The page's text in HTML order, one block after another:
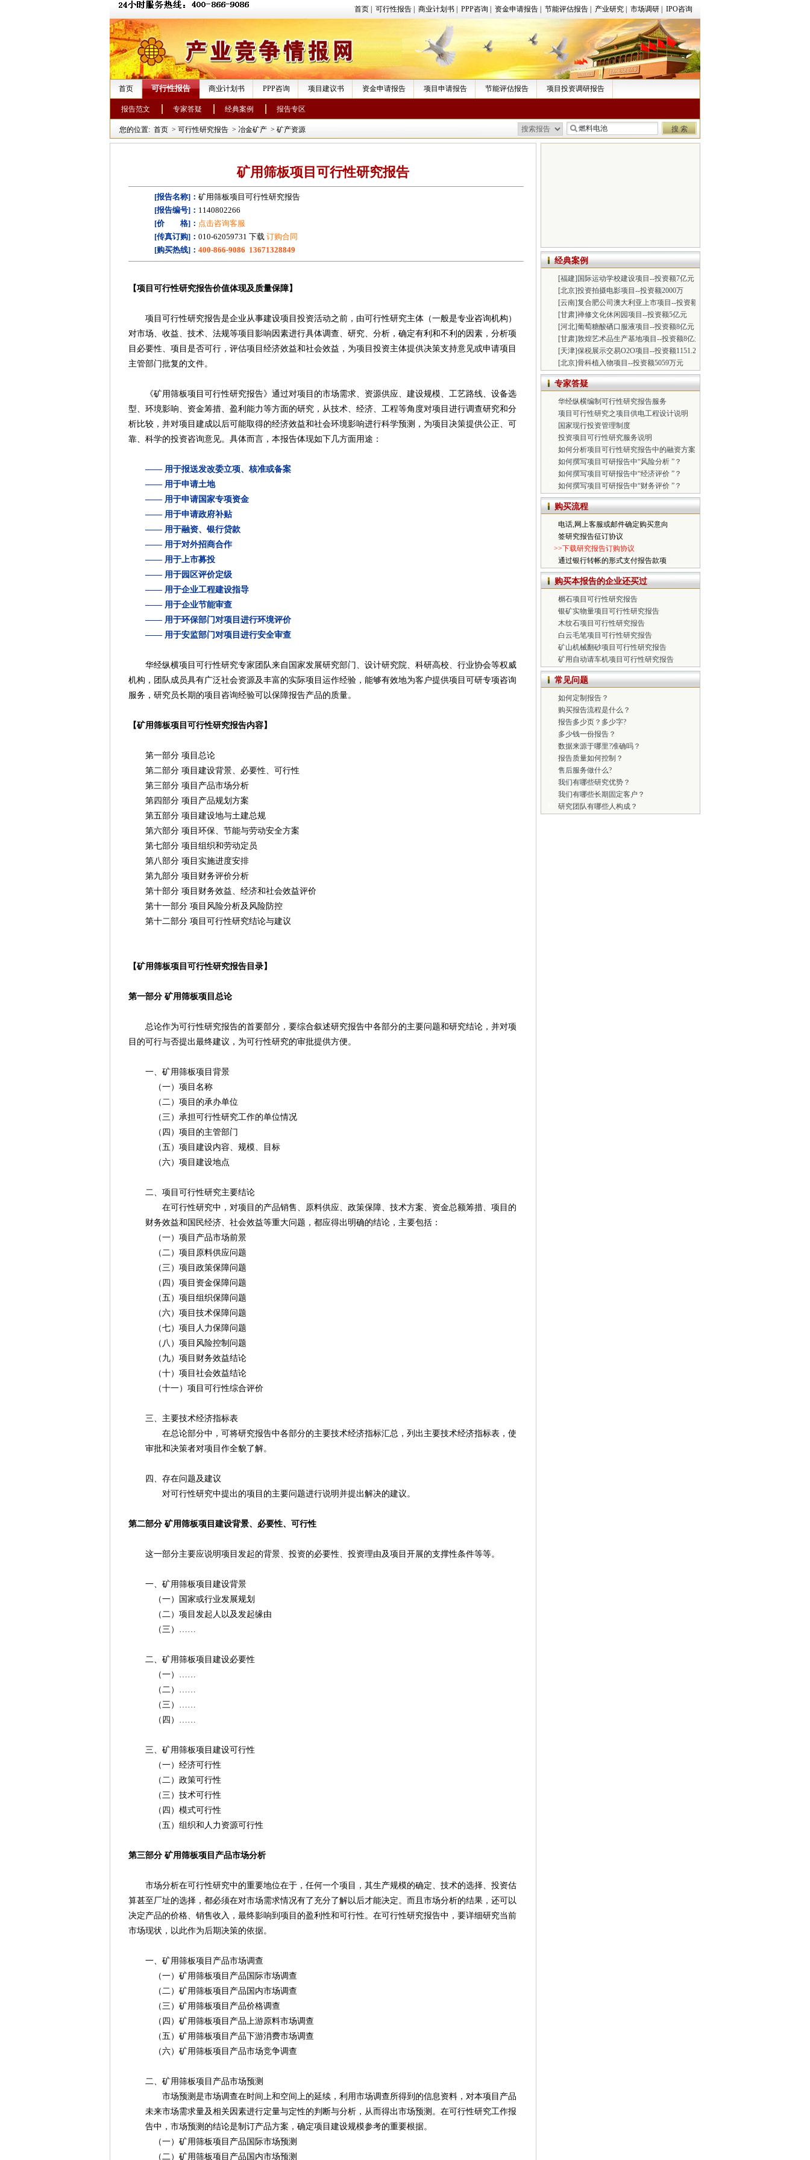
首页 可行性报告 商业计划书 PPP咨询 资金申请报告 节能评估报告 产业研究 市场调研 IPO咨询
首页 可行性报告 商业计划书 PPP咨询 项目建议书 资金申请报告 项目申请报告 节能评估报告 项目投资调研报告
报告范文 专家答疑 经典案例 报告专区
您的位置: 首页 > 可行性研究报告 > 冶金矿产 > 矿产资源
矿用筛板项目可行性研究报告
[报告名称]： 矿用筛板项目可行性研究报告
[报告编号]： 1140802266
[价 格]： 点击咨询客服
[传真订购]： 010-62059731 下载 订购合同
[购买热线]： 400-866-9086 13671328849
【项目可行性研究报告价值体现及质量保障】
项目可行性研究报告是企业从事建设项目投资活动之前，由可行性研究主体（一般是专业咨询机构）
对市场、收益、技术、法规等项目影响因素进行具体调查、研究、分析，确定有利和不利的因素，分析项
目必要性、项目是否可行，评估项目经济效益和社会效益，为项目投资主体提供决策支持意见或申请项目
主管部门批复的文件。
《矿用筛板项目可行性研究报告》通过对项目的市场需求、资源供应、建设规模、工艺路线、设备选
型、环境影响、资金筹措、盈利能力等方面的研究，从技术、经济、工程等角度对项目进行调查研究和分
析比较，并对项目建成以后可能取得的经济效益和社会环境影响进行科学预测，为项目决策提供公正、可
靠、科学的投资咨询意见。具体而言，本报告体现如下几方面用途：
—— 用于报送发改委立项、核准或备案
—— 用于申请土地
—— 用于申请国家专项资金
—— 用于申请政府补贴
—— 用于融资、银行贷款
—— 用于对外招商合作
—— 用于上市募投
—— 用于园区评价定级
—— 用于企业工程建设指导
—— 用于企业节能审查
—— 用于环保部门对项目进行环境评价
—— 用于安监部门对项目进行安全审查
华经纵横项目可行性研究专家团队来自国家发展研究部门、设计研究院、科研高校、行业协会等权威
机构，团队成员具有广泛社会资源及丰富的实际项目运作经验，能够有效地为客户提供项目可研专项咨询
服务，研究员长期的项目咨询经验可以保障报告产品的质量。
【矿用筛板项目可行性研究报告内容】
第一部分 项目总论
第二部分 项目建设背景、必要性、可行性
第三部分 项目产品市场分析
第四部分 项目产品规划方案
第五部分 项目建设地与土建总规
第六部分 项目环保、节能与劳动安全方案
第七部分 项目组织和劳动定员
第八部分 项目实施进度安排
第九部分 项目财务评价分析
第十部分 项目财务效益、经济和社会效益评价
第十一部分 项目风险分析及风险防控
第十二部分 项目可行性研究结论与建议
【矿用筛板项目可行性研究报告目录】
第一部分 矿用筛板项目总论
总论作为可行性研究报告的首要部分，要综合叙述研究报告中各部分的主要问题和研究结论，并对项
目的可行与否提出最终建议，为可行性研究的审批提供方便。
一、矿用筛板项目背景
（一）项目名称
（二）项目的承办单位
（三）承担可行性研究工作的单位情况
（四）项目的主管部门
（五）项目建设内容、规模、目标
（六）项目建设地点
二、项目可行性研究主要结论
在可行性研究中，对项目的产品销售、原料供应、政策保障、技术方案、资金总额筹措、项目的
财务效益和国民经济、社会效益等重大问题，都应得出明确的结论，主要包括：
（一）项目产品市场前景
（二）项目原料供应问题
（三）项目政策保障问题
（四）项目资金保障问题
（五）项目组织保障问题
（六）项目技术保障问题
（七）项目人力保障问题
（八）项目风险控制问题
（九）项目财务效益结论
（十）项目社会效益结论
（十一）项目可行性综合评价
三、主要技术经济指标表
在总论部分中，可将研究报告中各部分的主要技术经济指标汇总，列出主要技术经济指标表，使
审批和决策者对项目作全貌了解。
四、存在问题及建议
对可行性研究中提出的项目的主要问题进行说明并提出解决的建议。
第二部分 矿用筛板项目建设背景、必要性、可行性
这一部分主要应说明项目发起的背景、投资的必要性、投资理由及项目开展的支撑性条件等等。
一、矿用筛板项目建设背景
（一）国家或行业发展规划
（二）项目发起人以及发起缘由
（三）……
二、矿用筛板项目建设必要性
（一）……
（二）……
（三）……
（四）……
三、矿用筛板项目建设可行性
（一）经济可行性
（二）政策可行性
（三）技术可行性
（四）模式可行性
（五）组织和人力资源可行性
第三部分 矿用筛板项目产品市场分析
市场分析在可行性研究中的重要地位在于，任何一个项目，其生产规模的确定、技术的选择、投资估
算甚至厂址的选择，都必须在对市场需求情况有了充分了解以后才能决定。而且市场分析的结果，还可以
决定产品的价格、销售收入，最终影响到项目的盈利性和可行性。在可行性研究报告中，要详细研究当前
市场现状，以此作为后期决策的依据。
一、矿用筛板项目产品市场调查
（一）矿用筛板项目产品国际市场调查
（二）矿用筛板项目产品国内市场调查
（三）矿用筛板项目产品价格调查
（四）矿用筛板项目产品上游原料市场调查
（五）矿用筛板项目产品下游消费市场调查
（六）矿用筛板项目产品市场竞争调查
二、矿用筛板项目产品市场预测
市场预测是市场调查在时间上和空间上的延续，利用市场调查所得到的信息资料，对本项目产品
未来市场需求量及相关因素进行定量与定性的判断与分析，从而得出市场预测。在可行性研究工作报
告中，市场预测的结论是制订产品方案，确定项目建设规模参考的重要根据。
（一）矿用筛板项目产品国际市场预测
（二）矿用筛板项目产品国内市场预测
经典案例
[福建]国际运动学校建设项目--投资额7亿元
[北京]投资拍摄电影项目--投资额2000万
[云南]复合肥公司澳大利亚上市项目--投资额2.14亿元
[甘肃]禅修文化休闲园项目--投资额5亿元
[河北]葡萄糖酸硒口服液项目--投资额8亿元
[甘肃]敦煌艺术品生产基地项目--投资额8亿元
[天津]保税展示交易O2O项目--投资额1151.2万元
[北京]骨科植入物项目--投资额5059万元
专家答疑
华经纵横编制可行性研究报告服务
项目可行性研究之项目供电工程设计说明
国家现行投资管理制度
投资项目可行性研究服务说明
如何分析项目可行性研究报告中的融资方案
如何撰写项目可研报告中“风险分析 ”？
如何撰写项目可研报告中“经济评价 ”？
如何撰写项目可研报告中“财务评价 ”？
购买流程
电话,网上客服或邮件确定购买意向
签研究报告征订协议
>>下载研究报告订购协议
通过银行转帐的形式支付报告款项
购买本报告的企业还买过
榍石项目可行性研究报告
银矿实物量项目可行性研究报告
木纹石项目可行性研究报告
白云毛笔项目可行性研究报告
矿山机械翻砂项目可行性研究报告
矿用自动请车机项目可行性研究报告
常见问题
如何定制报告？
购买报告流程是什么？
报告多少页？多少字?
多少钱一份报告？
数据来源于哪里?准确吗？
报告质量如何控制？
售后服务做什么?
我们有哪些研究优势？
我们有哪些长期固定客户？
研究团队有哪些人构成？